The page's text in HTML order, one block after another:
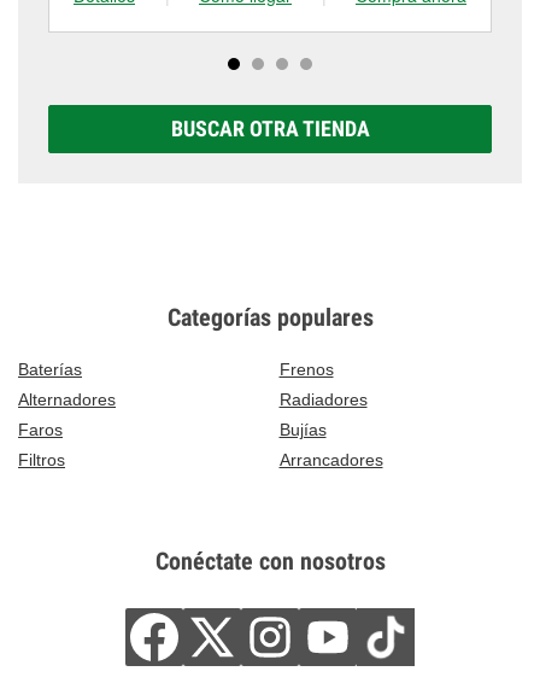
BUSCAR OTRA TIENDA
Categorías populares
Baterías
Frenos
Alternadores
Radiadores
Faros
Bujías
Filtros
Arrancadores
Conéctate con nosotros